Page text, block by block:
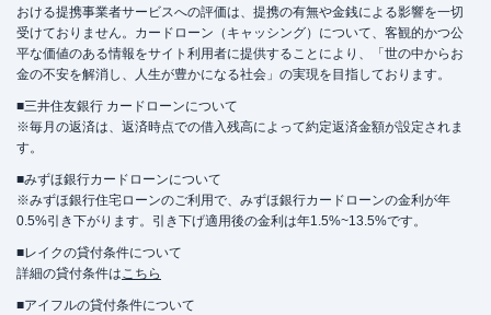
おける提携事業者サービスへの評価は、提携の有無や金銭による影響を一切
受けておりません。カードローン（キャッシング）について、客観的かつ公
平な価値のある情報をサイト利用者に提供することにより、「世の中からお
金の不安を解消し、人生が豊かになる社会」の実現を目指しております。
■三井住友銀行 カードローンについて
※毎月の返済は、返済時点での借入残高によって約定返済金額が設定されま
す。
■みずほ銀行カードローンについて
※みずほ銀行住宅ローンのご利用で、みずほ銀行カードローンの金利が年
0.5%引き下がります。引き下げ適用後の金利は年1.5%~13.5%です。
■レイクの貸付条件について
詳細の貸付条件はこちら
■アイフルの貸付条件について